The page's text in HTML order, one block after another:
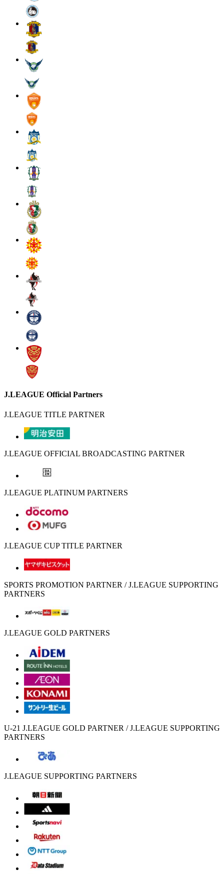
J.LEAGUE Official Partners
J.LEAGUE TITLE PARTNER
J.LEAGUE OFFICIAL BROADCASTING PARTNER
J.LEAGUE PLATINUM PARTNERS
J.LEAGUE CUP TITLE PARTNER
SPORTS PROMOTION PARTNER / J.LEAGUE SUPPORTING
PARTNERS
J.LEAGUE GOLD PARTNERS
U-21 J.LEAGUE GOLD PARTNER / J.LEAGUE SUPPORTING
PARTNERS
J.LEAGUE SUPPORTING PARTNERS